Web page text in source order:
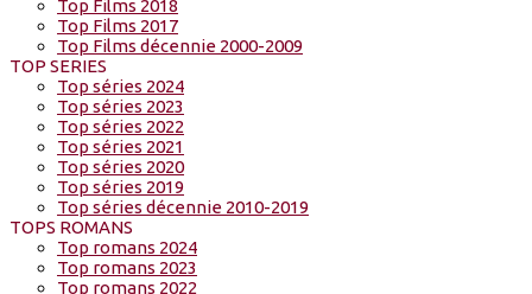
Top Films 2018
Top Films 2017
Top Films décennie 2000-2009
TOP SERIES
Top séries 2024
Top séries 2023
Top séries 2022
Top séries 2021
Top séries 2020
Top séries 2019
Top séries décennie 2010-2019
TOPS ROMANS
Top romans 2024
Top romans 2023
Top romans 2022